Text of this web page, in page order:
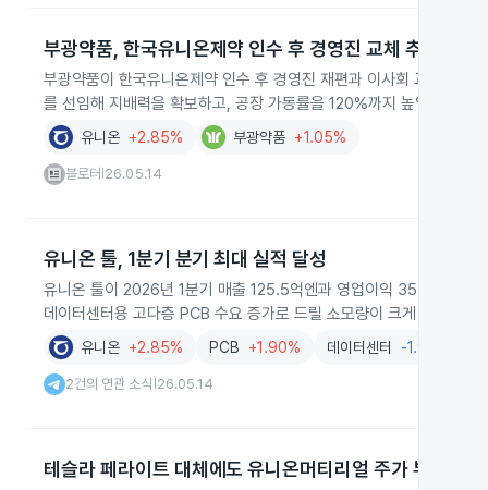
부광약품, 한국유니온제약 인수 후 경영진 교체 추진
부광약품이 한국유니온제약 인수 후 경영진 재편과 이사회 교체를
를 선임해 지배력을 확보하고, 공장 가동률을 120%까지 높일 계획입
유니온 +2.85% 부광약품 +1.05%
블로터 26.05.14
유니온 툴, 1분기 분기 최대 실적 달성
유니온 툴이 2026년 1분기 매출 125.5억엔과 영업이익 35.4억엔으
데이터센터용 고다층 PCB 수요 증가로 드릴 소모량이 크게 늘었기 때
유니온 +2.85% PCB +1.90% 데이터센터 -1.94%
2건의 연관 소식 26.05.14
테슬라 페라이트 대체에도 유니온머티리얼 주가 부진